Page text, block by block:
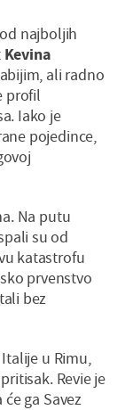
najboljih
Kevina
ali radno
profil
Iako je
pojedince,
Na putu
su od
katastrofu
prvenstvo
bez
u Rimu,
Revie je
ga Savez